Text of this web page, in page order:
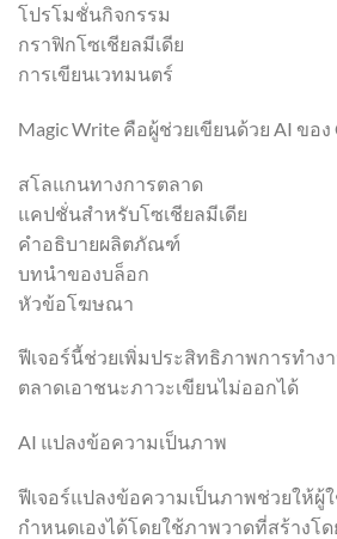
โปรโมชั่นกิจกรรม
กราฟิกโซเชียลมีเดีย
การเขียนเวทมนตร์
Magic Write คือผู้ช่วยเขียนด้วย AI ของ
สโลแกนทางการตลาด
แคปชั่นสำหรับโซเชียลมีเดีย
คำอธิบายผลิตภัณฑ์
บทนำของบล็อก
หัวข้อโฆษณา
ฟีเจอร์นี้ช่วยเพิ่มประสิทธิภาพการทำง
ตลาดเอาชนะภาวะเขียนไม่ออกได้
AI แปลงข้อความเป็นภาพ
ฟีเจอร์แปลงข้อความเป็นภาพช่วยให้ผู้
กำหนดเองได้โดยใช้ภาพวาดที่สร้างโ